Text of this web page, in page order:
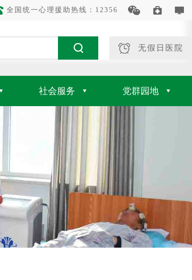
全国统一心理援助热线：12356
无假日医院
社会服务 党群园地